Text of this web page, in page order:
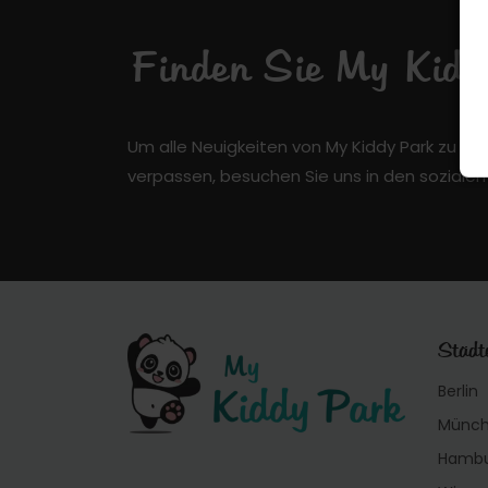
Finden Sie My
Um alle Neuigkeiten von My Kiddy Park zu
verpassen, besuchen Sie uns in den
Berlin